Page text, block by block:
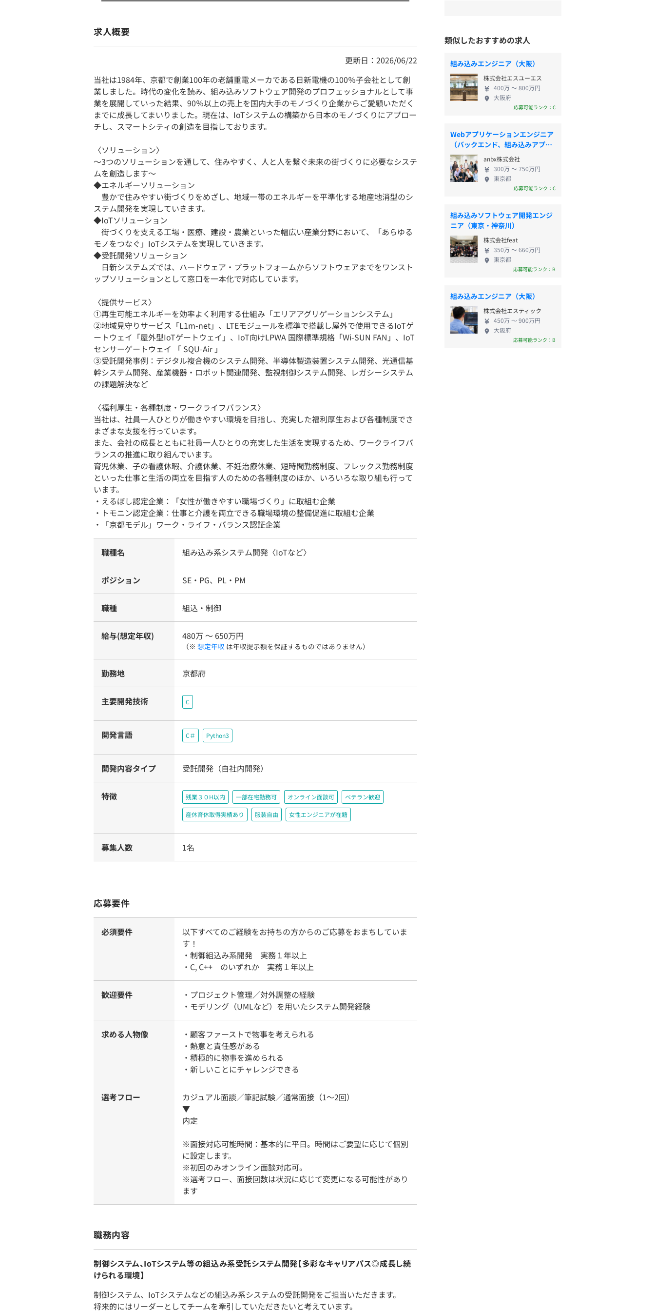
求人概要
更新日：2026/06/22
当社は1984年、京都で創業100年の老舗重電メーカである日新電機の100％子会社として創
業しました。時代の変化を読み、組み込みソフトウェア開発のプロフェッショナルとして事
業を展開していった結果、90％以上の売上を国内大手のモノづくり企業からご愛顧いただく
までに成長してまいりました。現在は、IoTシステムの構築から日本のモノづくりにアプロー
チし、スマートシティの創造を目指しております。
〈ソリューション〉
〜3つのソリューションを通して、住みやすく、人と人を繋ぐ未来の街づくりに必要なシステ
ムを創造します〜
◆エネルギーソリューション
豊かで住みやすい街づくりをめざし、地域一帯のエネルギーを平準化する地産地消型のシ
ステム開発を実現していきます。
◆IoTソリューション
街づくりを支える工場・医療、建設・農業といった幅広い産業分野において、「あらゆる
モノをつなぐ」IoTシステムを実現していきます。
◆受託開発ソリューション
日新システムズでは、ハードウェア・プラットフォームからソフトウェアまでをワンスト
ップソリューションとして窓口を一本化で対応しています。
〈提供サービス〉
①再生可能エネルギーを効率よく利用する仕組み「エリアアグリゲーションシステム」
②地域見守りサービス「L1m-net」、LTEモジュールを標準で搭載し屋外で使用できるIoTゲ
ートウェイ「屋外型IoTゲートウェイ」、IoT向けLPWA 国際標準規格「Wi-SUN FAN」、IoT
センサーゲートウェイ 「 SQU-Air 」
③受託開発事例：デジタル複合機のシステム開発、半導体製造装置システム開発、光通信基
幹システム開発、産業機器・ロボット関連開発、監視制御システム開発、レガシーシステム
の課題解決など
〈福利厚生・各種制度・ワークライフバランス〉
当社は、社員一人ひとりが働きやすい環境を目指し、充実した福利厚生および各種制度でさ
まざまな支援を行っています。
また、会社の成長とともに社員一人ひとりの充実した生活を実現するため、ワークライフバ
ランスの推進に取り組んでいます。
育児休業、子の看護休暇、介護休業、不妊治療休業、短時間勤務制度、フレックス勤務制度
といった仕事と生活の両立を目指す人のための各種制度のほか、いろいろな取り組も行って
います。
・えるぼし認定企業：「女性が働きやすい職場づくり」に取組む企業
・トモニン認定企業：仕事と介護を両立できる職場環境の整備促進に取組む企業
・「京都モデル」ワーク・ライフ・バランス認証企業
職種名 組み込み系システム開発〈IoTなど〉
ポジション SE・PG、PL・PM
職種 組込・制御
給与(想定年収) 480万 〜 650万円
（※ 想定年収 は年収提示額を保証するものではありません）
勤務地 京都府
主要開発技術 C
開発言語 C＃ Python3
開発内容タイプ 受託開発（自社内開発）
特徴 残業３０H以内 一部在宅勤務可 オンライン面談可 ベテラン歓迎
産休育休取得実績あり 服装自由 女性エンジニアが在籍
募集人数 1名
応募要件
必須要件
以下すべてのご経験をお持ちの方からのご応募をおまちしていま
す！
・制御組込み系開発 実務１年以上
・C, C++ のいずれか 実務１年以上
歓迎要件
・プロジェクト管理／対外調整の経験
・モデリング（UMLなど）を用いたシステム開発経験
求める人物像
・顧客ファーストで物事を考えられる
・熱意と責任感がある
・積極的に物事を進められる
・新しいことにチャレンジできる
選考フロー
カジュアル面談／筆記試験／通常面接（1～2回）
▼
内定
※面接対応可能時間：基本的に平日。時間はご要望に応じて個別
に設定します。
※初回のみオンライン面談対応可。
※選考フロー、面接回数は状況に応じて変更になる可能性があり
ます
職務内容
制御システム、IoTシステム等の組込み系受託システム開発【多彩なキャリアパス◎成長し続
けられる環境】
制御システム、IoTシステムなどの組込み系システムの受託開発をご担当いただきます。
将来的にはリーダーとしてチームを牽引していただきたいと考えています。
類似したおすすめの求人
組み込みエンジニア（大阪）
株式会社エスユーエス
400万 〜 800万円
大阪府
応募可能ランク：C
Webアプリケーションエンジニア
（バックエンド、組み込みアプ
リ）
anbx株式会社
300万 〜 750万円
東京都
応募可能ランク：C
組み込みソフトウェア開発エンジ
ニア（東京・神奈川）
株式会社feat
350万 〜 660万円
東京都
応募可能ランク：B
組み込みエンジニア（大阪）
株式会社エスティック
450万 〜 900万円
大阪府
応募可能ランク：B